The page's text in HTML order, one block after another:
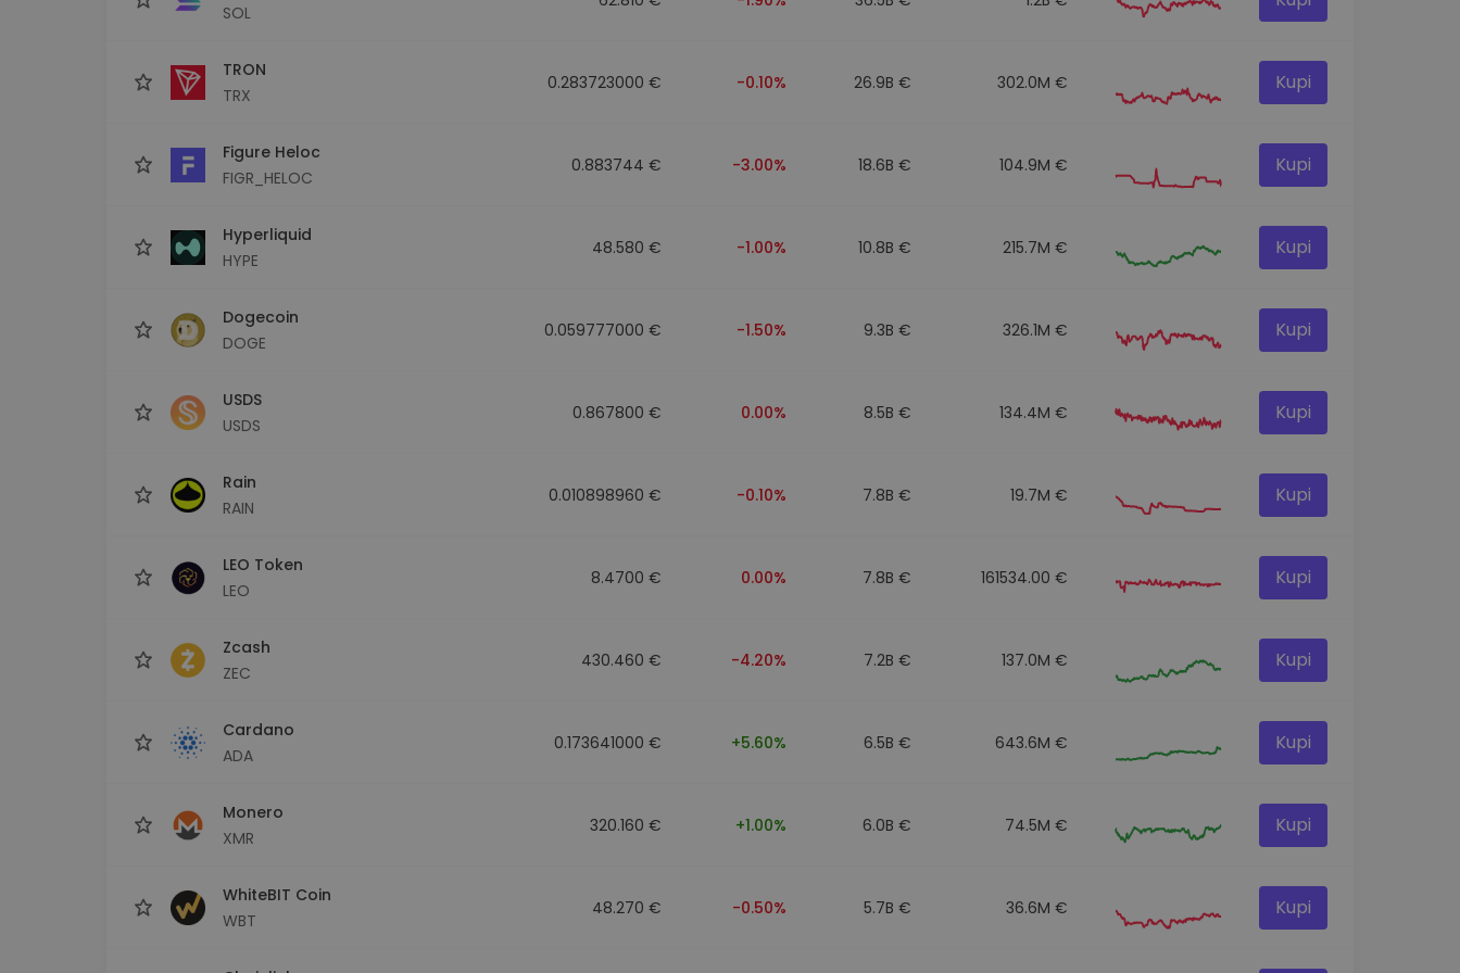
SOL
TRON
TRX
0.283723000 € -0.10% 26.9B € 302.0M € Kupi
Figure Heloc
FIGR_HELOC
0.883744 € -3.00% 18.6B € 104.9M € Kupi
Hyperliquid
HYPE
48.580 € -1.00% 10.8B € 215.7M € Kupi
Dogecoin
DOGE
0.059777000 € -1.50% 9.3B € 326.1M € Kupi
USDS
USDS
0.867800 € 0.00% 8.5B € 134.4M € Kupi
Rain
RAIN
0.010898960 € -0.10% 7.8B € 19.7M € Kupi
LEO Token
LEO
8.4700 € 0.00% 7.8B € 161534.00 € Kupi
Zcash
ZEC
430.460 € -4.20% 7.2B € 137.0M € Kupi
Cardano
ADA
0.173641000 € +5.60% 6.5B € 643.6M € Kupi
Monero
XMR
320.160 € +1.00% 6.0B € 74.5M € Kupi
WhiteBIT Coin
WBT
48.270 € -0.50% 5.7B € 36.6M € Kupi